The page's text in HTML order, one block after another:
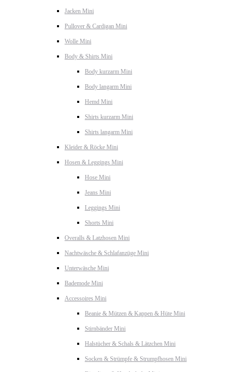
Jacken Mini
Pullover & Cardigan Mini
Wolle Mini
Body & Shirts Mini
Body kurzarm Mini
Body langarm Mini
Hemd Mini
Shirts kurzarm Mini
Shirts langarm Mini
Kleider & Röcke Mini
Hosen & Leggings Mini
Hose Mini
Jeans Mini
Leggings Mini
Shorts Mini
Overalls & Latzhosen Mini
Nachtwäsche & Schlafanzüge Mini
Unterwäsche Mini
Bademode Mini
Accessoires Mini
Beanie & Mützen & Kappen & Hüte Mini
Stirnbänder Mini
Halstücher & Schals & Lätzchen Mini
Socken & Strümpfe & Strumpfhosen Mini